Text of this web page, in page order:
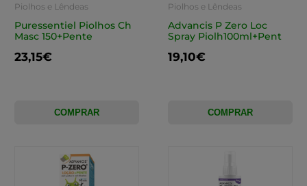
Piolhos e Lêndeas
Puressentiel Piolhos Ch
Masc 150+Pente
23,15€
COMPRAR
Piolhos e Lêndeas
Advancis P Zero Loc
Spray Piolh100ml+Pent
19,10€
COMPRAR